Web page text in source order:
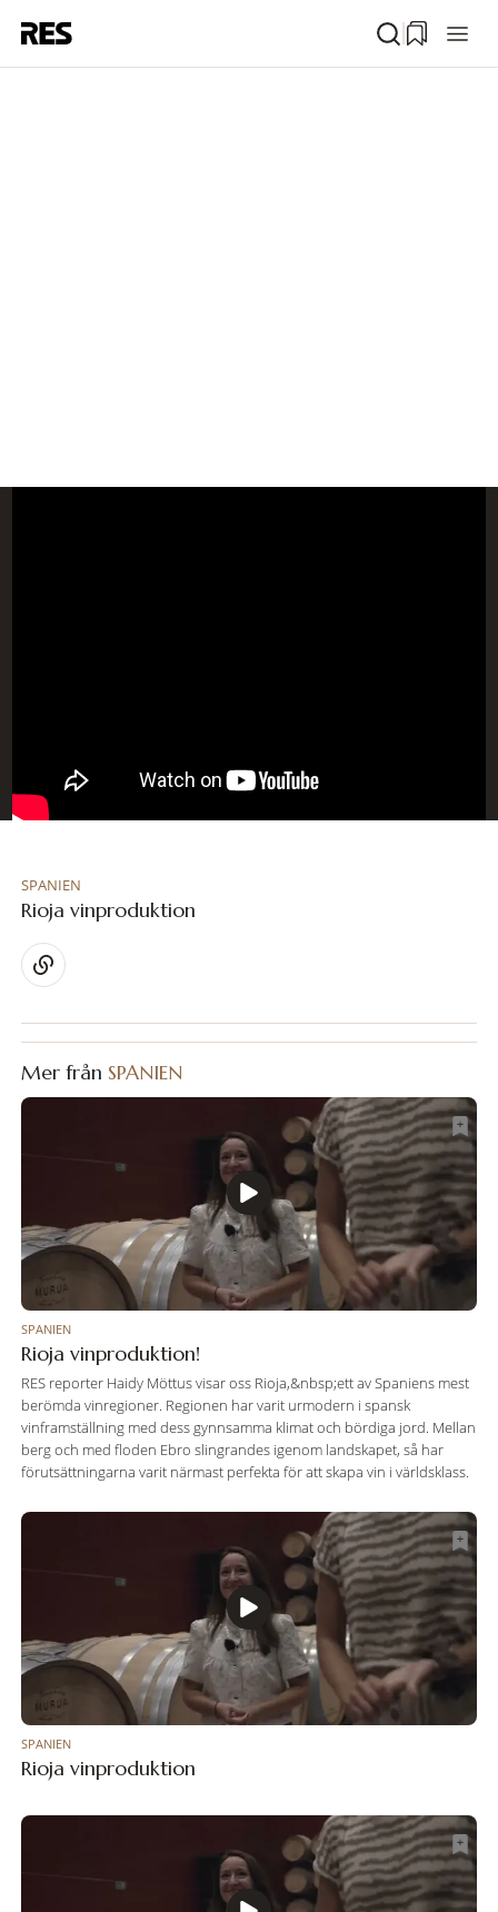
SPANIEN
Rioja vinproduktion
Mer från SPANIEN
SPANIEN
Rioja vinproduktion!
RES reporter Haidy Möttus visar oss Rioja,&nbsp;ett av Spaniens mest
berömda vinregioner. Regionen har varit urmodern i spansk
vinframställning med dess gynnsamma klimat och bördiga jord. Mellan
berg och med floden Ebro slingrandes igenom landskapet, så har
förutsättningarna varit närmast perfekta för att skapa vin i världsklass.
SPANIEN
Rioja vinproduktion